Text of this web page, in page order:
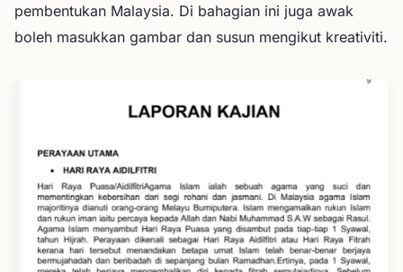
pembentukan Malaysia. Di bahagian ini juga awak
boleh masukkan gambar dan susun mengikut kreativiti.